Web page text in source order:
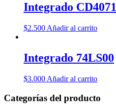
Integrado CD4071
$2.500 Añadir al carrito
Integrado 74LS00
$3.000 Añadir al carrito
Categorías del producto